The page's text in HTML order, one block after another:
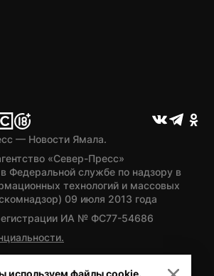
— Новости Ямала.
«Север-Пресс»
Федеральной службе по надзору в
технологий и массовых
09 июля 2013 года
ИА № ФС77-54686
используем файлы cookie.